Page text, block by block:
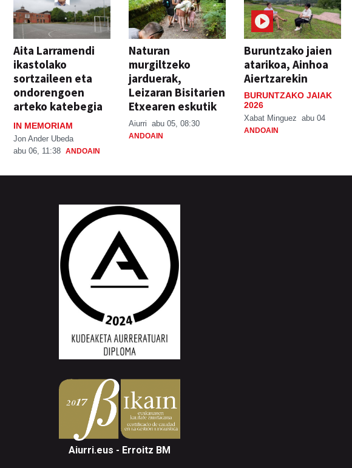
Aita Larramendi
ikastolako
sortzaileen eta
ondorengoen
arteko katebegia
IN MEMORIAM
Jon Ander Ubeda
abu 06, 11:38 ANDOAIN
Naturan
murgiltzeko
jarduerak,
Leizaran Bisitarien
Etxearen eskutik
Aiurri abu 05, 08:30
ANDOAIN
Buruntzako jaien
atarikoa, Ainhoa
Aiertzarekin
BURUNTZAKO JAIAK
2026
Xabat Minguez abu 04
ANDOAIN
Aiurri.eus - Erroitz BM